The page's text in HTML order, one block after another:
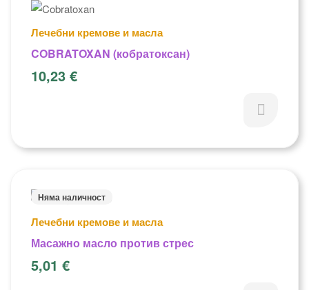
Лечебни кремове и масла
COBRATOXAN (кобратоксан)
10,23 €
Няма наличност
Лечебни кремове и масла
Масажно масло против стрес
5,01 €